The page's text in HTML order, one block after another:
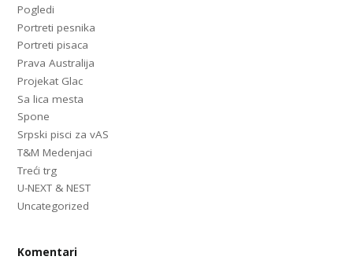
Pogledi
Portreti pesnika
Portreti pisaca
Prava Australija
Projekat Glac
Sa lica mesta
Spone
Srpski pisci za vAS
T&M Medenjaci
Treći trg
U-NEXT & NEST
Uncategorized
Komentari